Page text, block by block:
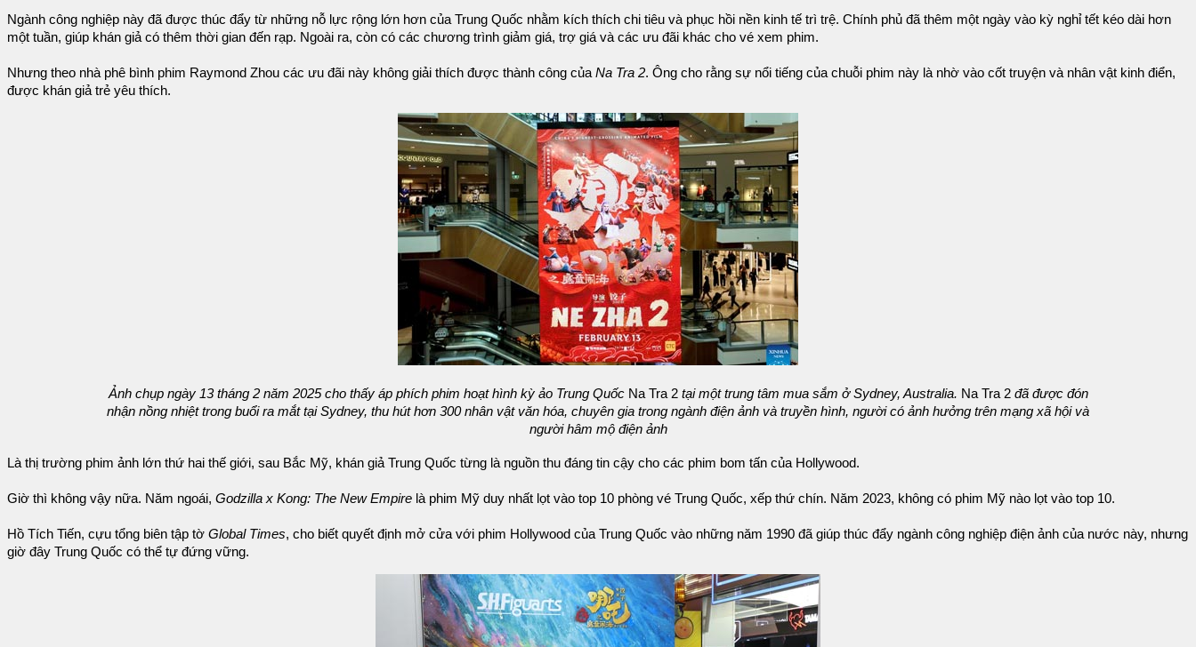
Ngành công nghiệp này đã được thúc đẩy từ những nỗ lực rộng lớn hơn của Trung Quốc nhằm kích thích chi tiêu và phục hồi nền kinh tế trì trệ. Chính phủ đã thêm một ngày vào kỳ nghỉ tết kéo dài hơn
một tuần, giúp khán giả có thêm thời gian đến rạp. Ngoài ra, còn có các chương trình giảm giá, trợ giá và các ưu đãi khác cho vé xem phim.
Nhưng theo nhà phê bình phim Raymond Zhou các ưu đãi này không giải thích được thành công của Na Tra 2. Ông cho rằng sự nổi tiếng của chuỗi phim này là nhờ vào cốt truyện và nhân vật kinh điển,
được khán giả trẻ yêu thích.
Ảnh chụp ngày 13 tháng 2 năm 2025 cho thấy áp phích phim hoạt hình kỳ ảo Trung QuốcNa Tra 2 tại một trung tâm mua sắm ở Sydney, Australia. Na Tra 2 đã được đón
nhận nồng nhiệt trong buổi ra mắt tại Sydney, thu hút hơn 300 nhân vật văn hóa, chuyên gia trong ngành điện ảnh và truyền hình, người có ảnh hưởng trên mạng xã hội và
người hâm mộ điện ảnh
Là thị trường phim ảnh lớn thứ hai thế giới, sau Bắc Mỹ, khán giả Trung Quốc từng là nguồn thu đáng tin cậy cho các phim bom tấn của Hollywood.
Giờ thì không vậy nữa. Năm ngoái, Godzilla x Kong: The New Empire là phim Mỹ duy nhất lọt vào top 10 phòng vé Trung Quốc, xếp thứ chín. Năm 2023, không có phim Mỹ nào lọt vào top 10.
Hồ Tích Tiến, cựu tổng biên tập tờ Global Times, cho biết quyết định mở cửa với phim Hollywood của Trung Quốc vào những năm 1990 đã giúp thúc đẩy ngành công nghiệp điện ảnh của nước này, nhưng
giờ đây Trung Quốc có thể tự đứng vững.